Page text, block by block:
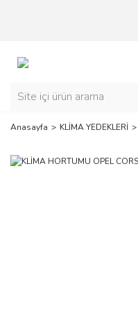
Anasayfa KLİMA YEDEKLERİ